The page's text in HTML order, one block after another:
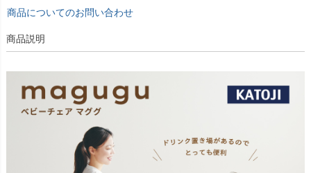
商品についてのお問い合わせ
商品説明